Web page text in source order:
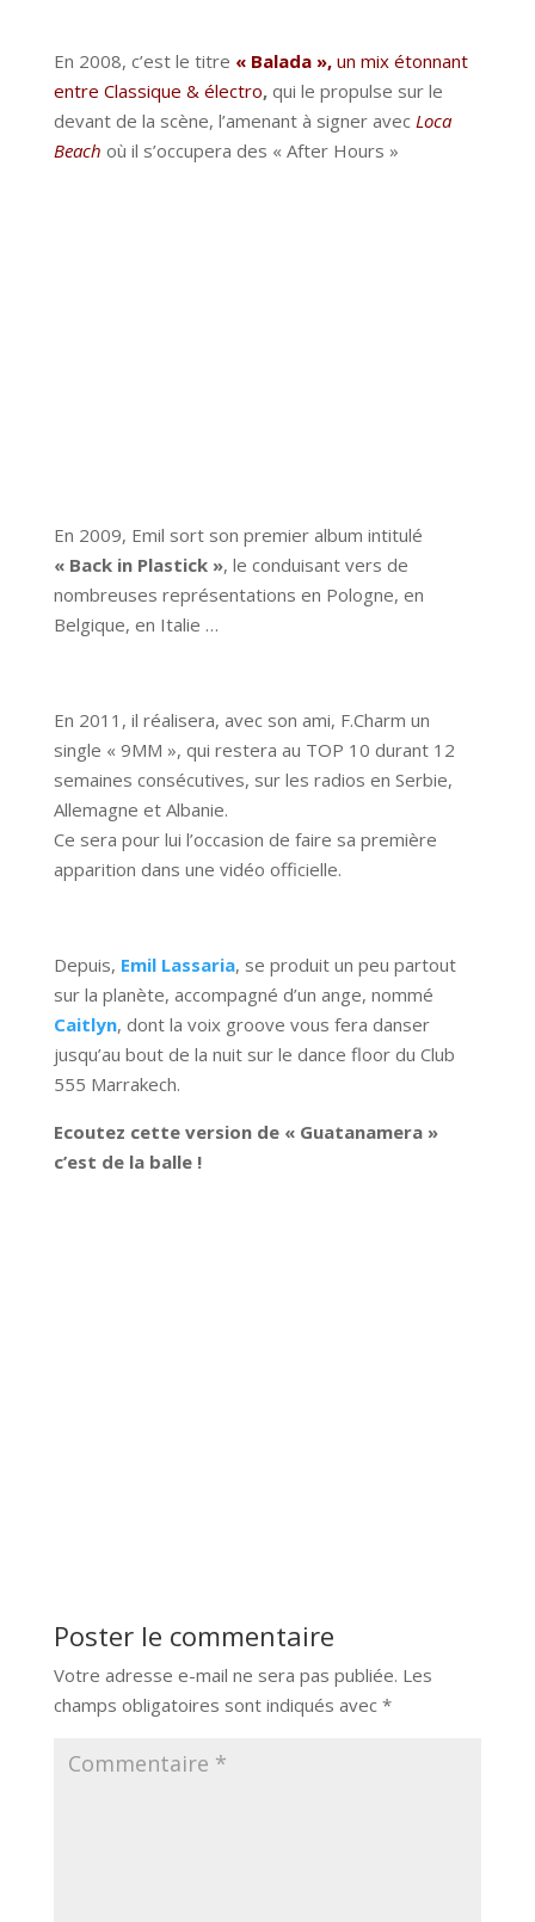
En 2008, c’est le titre « Balada », un mix étonnant
entre Classique & électro,qui le propulse sur le
devant de la scène, l’amenant à signer avec Loca
Beach où il s’occupera des « After Hours »
En 2009, Emil sort son premier album intitulé
« Back in Plastick », le conduisant vers de
nombreuses représentations en Pologne, en
Belgique, en Italie …
En 2011, il réalisera, avec son ami, F.Charm un
single « 9MM », qui restera au TOP 10 durant 12
semaines consécutives, sur les radios en Serbie,
Allemagne et Albanie.
Ce sera pour lui l’occasion de faire sa première
apparition dans une vidéo officielle.
Depuis, Emil Lassaria, se produit un peu partout
sur la planète, accompagné d’un ange, nommé
Caitlyn, dont la voix groove vous fera danser
jusqu’au bout de la nuit sur le dance floor du Club
555 Marrakech.
Ecoutez cette version de « Guatanamera »
c’est de la balle !
Poster le commentaire
Votre adresse e-mail ne sera pas publiée. Les
champs obligatoires sont indiqués avec *